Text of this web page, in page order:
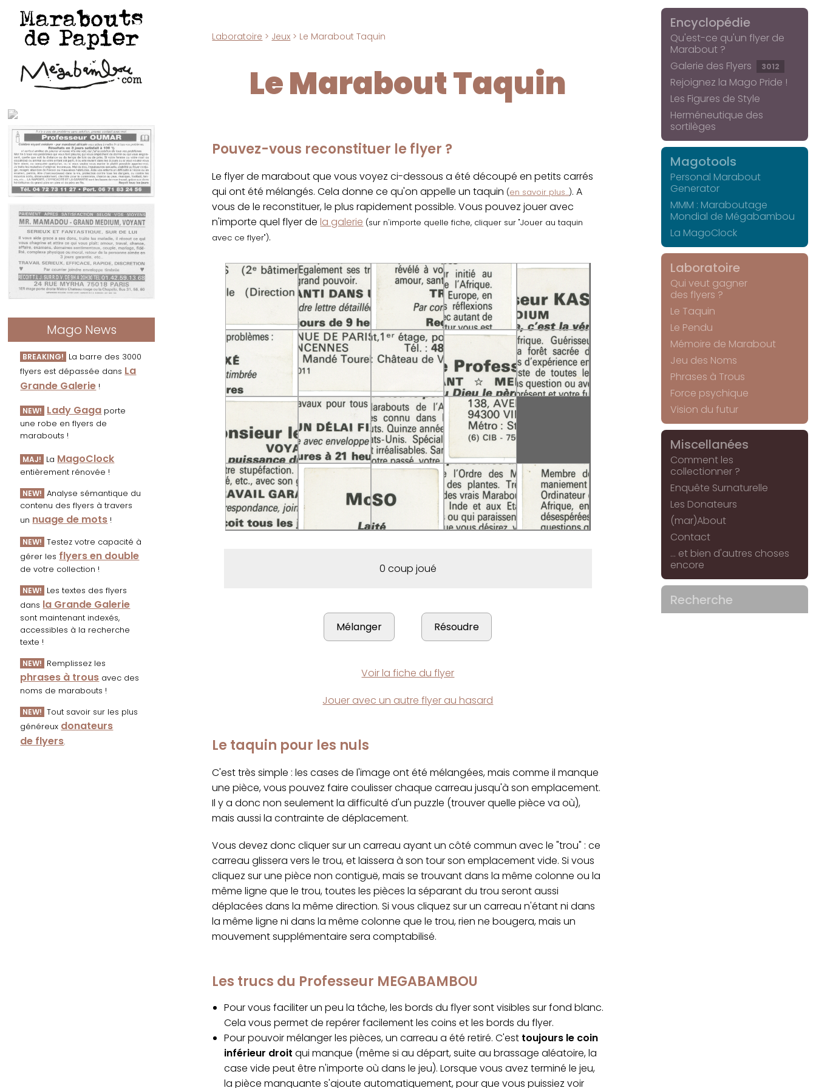
Marabouts
de Papier
Mago News
BREAKING! La barre des 3000
flyers est dépassée dans La
Grande Galerie !
NEW! Lady Gaga porte
une robe en flyers de
marabouts !
MAJ! La MagoClock
entièrement rénovée !
NEW! Analyse sémantique du
contenu des flyers à travers
un nuage de mots !
NEW! Testez votre capacité à
gérer les flyers en double
de votre collection !
NEW! Les textes des flyers
dans la Grande Galerie
sont maintenant indexés,
accessibles à la recherche
texte !
NEW! Remplissez les
phrases à trous avec des
noms de marabouts !
NEW! Tout savoir sur les plus
généreux donateurs
de flyers.
Laboratoire > Jeux > Le Marabout Taquin
Le Marabout Taquin
Pouvez-vous reconstituer le flyer ?
Le flyer de marabout que vous voyez ci-dessous a été découpé en petits carrés
qui ont été mélangés. Cela donne ce qu'on appelle un taquin (en savoir plus...). A
vous de le reconstituer, le plus rapidement possible. Vous pouvez jouer avec
n'importe quel flyer dela galerie (sur n'importe quelle fiche, cliquer sur "Jouer au taquin
avec ce flyer").
0 coup joué
Voir la fiche du flyer
Jouer avec un autre flyer au hasard
Le taquin pour les nuls
C'est très simple : les cases de l'image ont été mélangées, mais comme il manque
une pièce, vous pouvez faire coulisser chaque carreau jusqu'à son emplacement.
Il y a donc non seulement la difficulté d'un puzzle (trouver quelle pièce va où),
mais aussi la contrainte de déplacement.
Vous devez donc cliquer sur un carreau ayant un côté commun avec le "trou" : ce
carreau glissera vers le trou, et laissera à son tour son emplacement vide. Si vous
cliquez sur une pièce non contiguë, mais se trouvant dans la même colonne ou la
même ligne que le trou, toutes les pièces la séparant du trou seront aussi
déplacées dans la même direction. Si vous cliquez sur un carreau n'étant ni dans
la même ligne ni dans la même colonne que le trou, rien ne bougera, mais un
mouvement supplémentaire sera comptabilisé.
Les trucs du Professeur MEGABAMBOU
Pour vous faciliter un peu la tâche, les bords du flyer sont visibles sur fond blanc.
Cela vous permet de repérer facilement les coins et les bords du flyer.
Pour pouvoir mélanger les pièces, un carreau a été retiré. C'est toujours le coin
inférieur droit qui manque (même si au départ, suite au brassage aléatoire, la
case vide peut être n'importe où dans le jeu). Lorsque vous avez terminé le jeu,
la pièce manquante s'ajoute automatiquement, pour que vous puissiez voir
Encyclopédie
Qu'est-ce qu'un flyer de
Marabout ?
Galerie des Flyers
3012
Rejoignez la Mago Pride !
Les Figures de Style
Herméneutique des
sortilèges
Magotools
Personal Marabout
Generator
MMM : Maraboutage
Mondial de Mégabambou
La MagoClock
Laboratoire
Qui veut gagner
des flyers ?
Le Taquin
Le Pendu
Mémoire de Marabout
Jeu des Noms
Phrases à Trous
Force psychique
Vision du futur
Miscellanées
Comment les
collectionner ?
Enquête Surnaturelle
Les Donateurs
(mar)About
Contact
... et bien d'autres choses
encore
Recherche